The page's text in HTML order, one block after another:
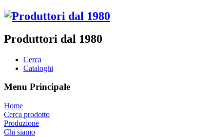
Produttori dal 1980
Cerca
Cataloghi
Menu Principale
Home
Cerca prodotto
Produzione
Chi siamo